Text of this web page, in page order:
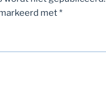
met*